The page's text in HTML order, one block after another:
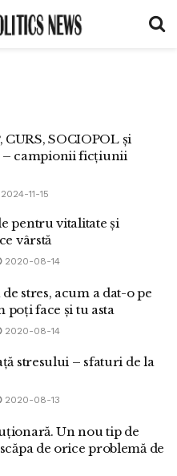
CURS, SOCIOPOL și
– campionii ficțiunii
11-15
pentru vitalitate și
vârstă
2020-08-14
stres, acum a dat-o pe
poți face și tu asta
2020-08-14
stresului – sfaturi de la
2020-08-13
Un nou tip de
de orice problemă de